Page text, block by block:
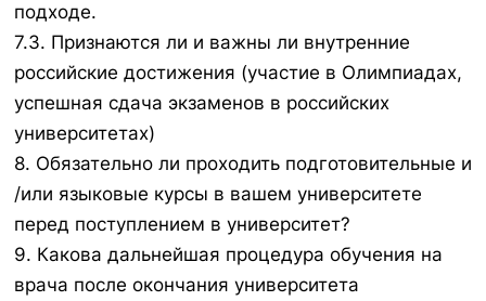
подходе.
7.3. Признаются ли и важны ли внутренние
российские достижения (участие в Олимпиадах,
успешная сдача экзаменов в российских
университетах)
8. Обязательно ли проходить подготовительные и
/или языковые курсы в вашем университете
перед поступлением в университет?
9. Какова дальнейшая процедура обучения на
врача после окончания университета